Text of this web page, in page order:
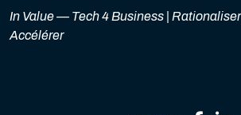
In Value — Tech 4 Business |
Accélérer